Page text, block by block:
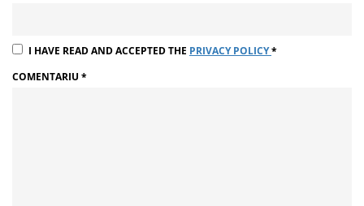
I HAVE READ AND ACCEPTED THE PRIVACY POLICY*
COMENTARIU *